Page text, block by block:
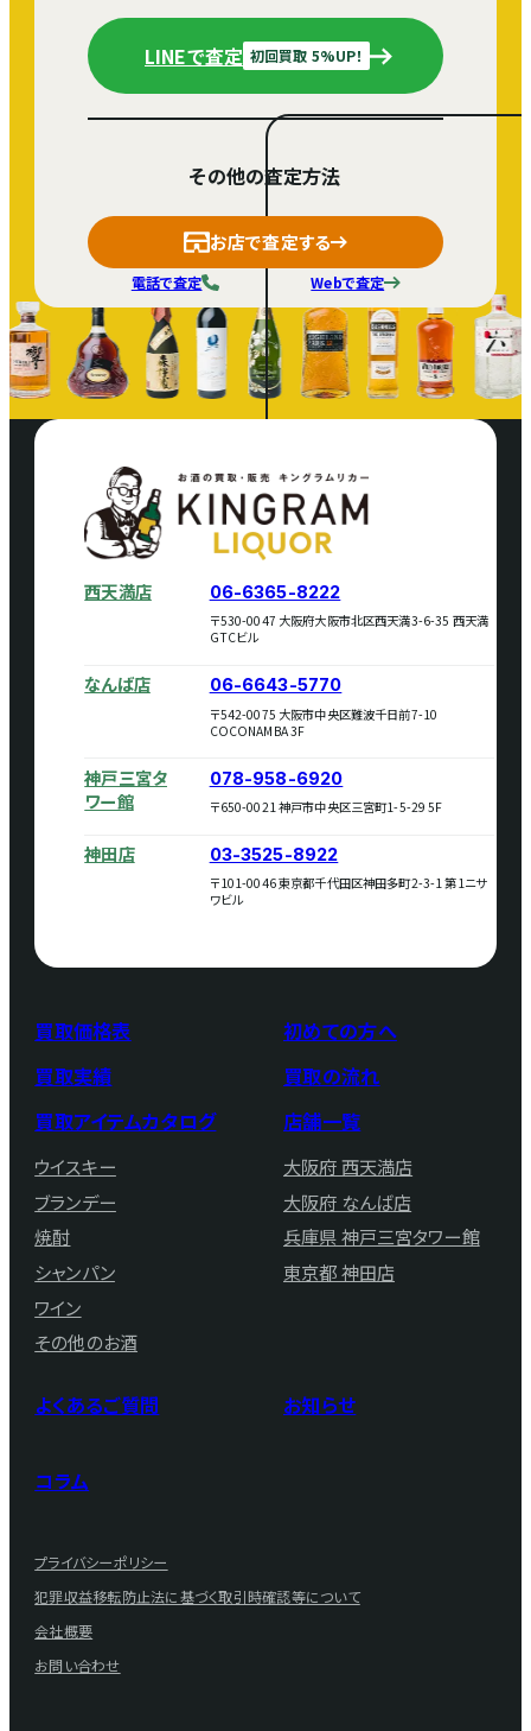
LINEで査定 初回買取 5%UP！
その他の査定方法
お店で査定する
Webで査定
電話で査定
買取価格表
買取実績
買取アイテムカタログ
ウイスキー
ブランデー
焼酎
シャンパン
ワイン
その他のお酒
初めての方へ
買取の流れ
店舗一覧
大阪府 西天満店
大阪府 なんば店
兵庫県 神戸三宮タワー館
東京都 神田店
よくあるご質問 お知らせ
コラム
プライバシーポリシー
犯罪収益移転防止法に基づく取引時確認等について
会社概要
お問い合わせ
西天満店 06-6365-8222
〒530-0047 大阪府大阪市北区西天満3-6-35 西天満
GTCビル
なんば店 06-6643-5770
〒542-0075 大阪市中央区難波千日前7-10
COCONAMBA 3F
神戸三宮タ
ワー館
078-958-6920
〒650-0021 神戸市中央区三宮町1-5-29 5F
神田店 03-3525-8922
〒101-0046 東京都千代田区神田多町2-3-1 第1ニサ
ワビル